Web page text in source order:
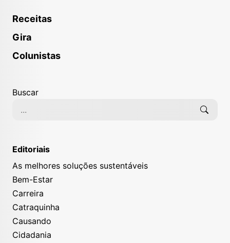
Receitas
Gira
Colunistas
Buscar
Editoriais
As melhores soluções sustentáveis
Bem-Estar
Carreira
Catraquinha
Causando
Cidadania